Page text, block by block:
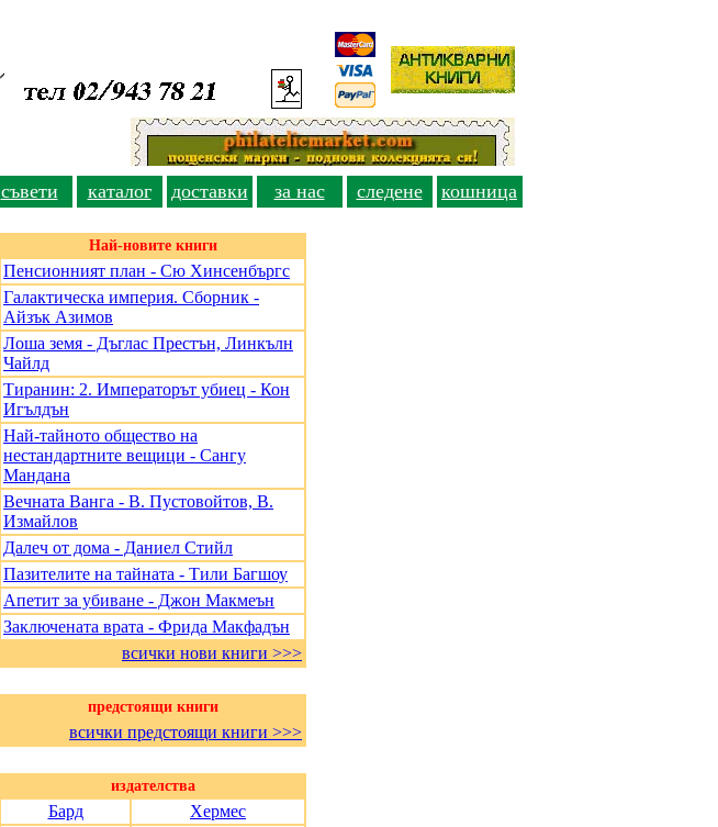
съвети каталог доставки за нас следене
кошница
Най-новите книги
Пенсионният план - Сю Хинсенбъргс
Галактическа империя. Сборник -
Айзък Азимов
Лоша земя - Дъглас Престън, Линкълн
Чайлд
Тиранин: 2. Императорът убиец - Кон
Игълдън
Най-тайното общество на
нестандартните вещици - Сангу
Мандана
Вечната Ванга - В. Пустовойтов, В.
Измайлов
Далеч от дома - Даниел Стийл
Пазителите на тайната - Тили Багшоу
Апетит за убиване - Джон Макмеън
Заключената врата - Фрида Макфадън
всички нови книги >>>
предстоящи книги
всички предстоящи книги >>>
издателства
Бард
Хермес